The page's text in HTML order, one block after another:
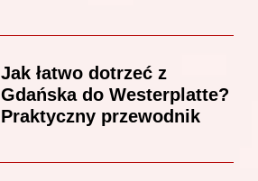
Jak łatwo dotrzeć z
Gdańska do Westerplatte?
Praktyczny przewodnik